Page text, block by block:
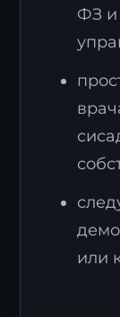
ФЗ и
или